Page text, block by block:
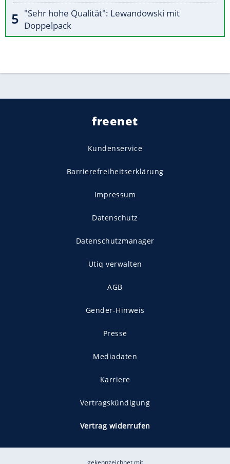
"Sehr hohe Qualität": Lewandowski mit
Doppelpack
freenet
Kundenservice
Barrierefreiheitserklärung
Impressum
Datenschutz
Datenschutzmanager
Utiq verwalten
AGB
Gender-Hinweis
Presse
Mediadaten
Karriere
Vertragskündigung
Vertrag widerrufen